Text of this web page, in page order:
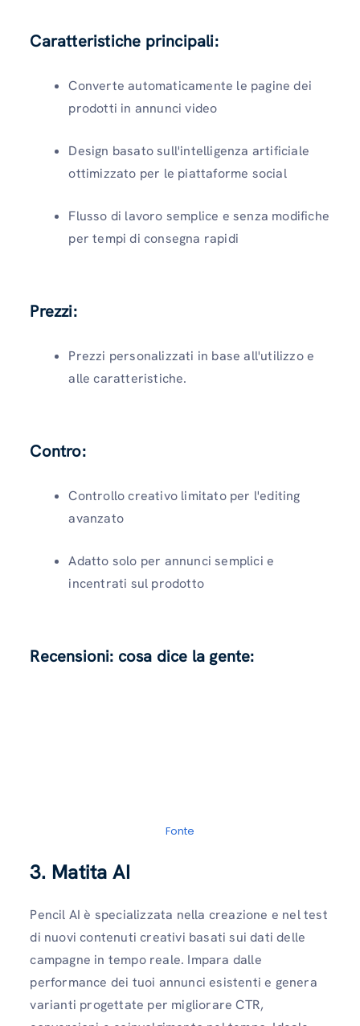
Caratteristiche principali:
Converte automaticamente le pagine dei
prodotti in annunci video
Design basato sull'intelligenza artificiale
ottimizzato per le piattaforme social
Flusso di lavoro semplice e senza modifiche
per tempi di consegna rapidi
Prezzi:
Prezzi personalizzati in base all'utilizzo e
alle caratteristiche.
Contro:
Controllo creativo limitato per l'editing
avanzato
Adatto solo per annunci semplici e
incentrati sul prodotto
Recensioni: cosa dice la gente:
Fonte
3. Matita AI
Pencil AI è specializzata nella creazione e nel test
di nuovi contenuti creativi basati sui dati delle
campagne in tempo reale. Impara dalle
performance dei tuoi annunci esistenti e genera
varianti progettate per migliorare CTR,